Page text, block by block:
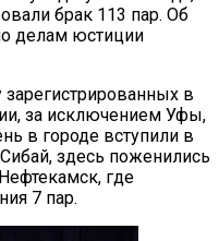
брак 113 пар. Об
делам юстиции
в
за исключением Уфы,
в городе вступили в
здесь поженились
где
7 пар.